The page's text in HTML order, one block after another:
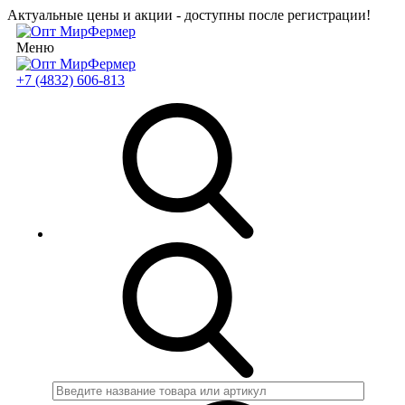
Актуальные цены и акции - доступны после регистрации!
Меню
+7 (4832) 606-813